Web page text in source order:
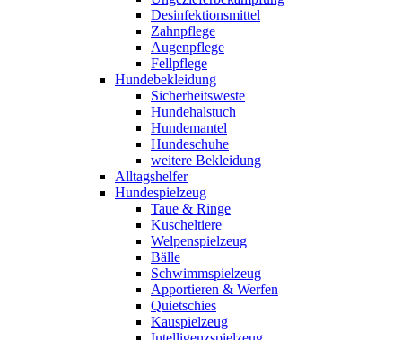
Desinfektionsmittel
Zahnpflege
Augenpflege
Fellpflege
Hundebekleidung
Sicherheitsweste
Hundehalstuch
Hundemantel
Hundeschuhe
weitere Bekleidung
Alltagshelfer
Hundespielzeug
Taue & Ringe
Kuscheltiere
Welpenspielzeug
Bälle
Schwimmspielzeug
Apportieren & Werfen
Quietschies
Kauspielzeug